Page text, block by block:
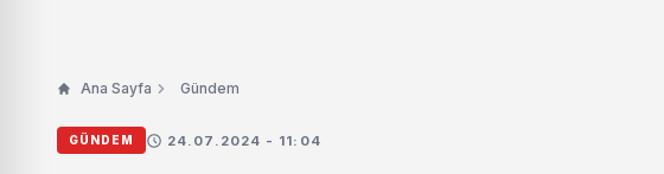
Ana Sayfa Gündem
GÜNDEM 24.07.2024 - 11:04